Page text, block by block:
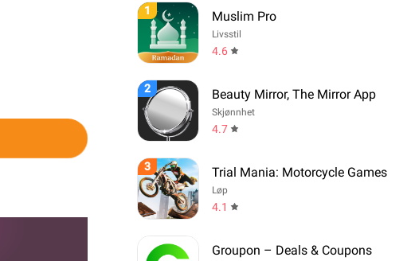
1 Muslim Pro
Livsstil
4.6
2 Beauty Mirror, The Mirror App
Skjønnhet
4.7
3 Trial Mania: Motorcycle Games
Løp
4.1
Groupon – Deals & Coupons